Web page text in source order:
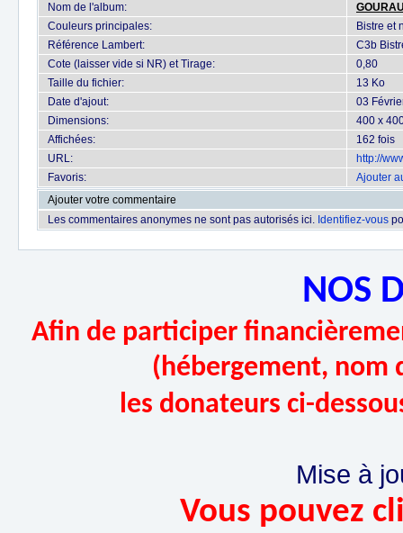
Nom de l'album:
Couleurs principales:
Bistre et
Référence Lambert:
C3b
Cote (laisser vide si NR) et Tirage:
0,80
Taille du fichier:
13 Ko
Date d'ajout:
03
Dimensions:
400 x
Affichées:
162 fois
URL:
http://
Favoris:
Ajouter
Ajouter votre commentaire
Les commentaires anonymes ne sont pas autorisés ici. Identifiez-vous
NOS
Afin de participer
(hébergement,
les donateurs ci-
Mise à
Vous pouvez